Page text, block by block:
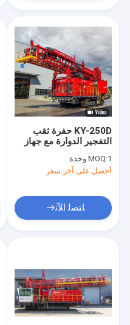
KY-250D حفرة ثقب
التفجير الدوارة مع جهاز
للسيارات الديزل
MOQ:1 وحدة
أحصل على آخر سعر
ﺎﺘﺼﻟ ﺍﻶﻧ